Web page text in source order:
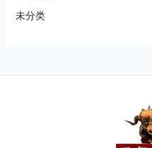
未分类